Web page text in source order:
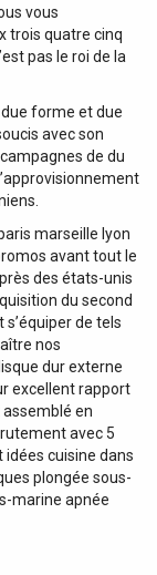
vous
trois quatre cinq
pas le roi de la
forme et due
avec son
de du
marseille lyon
avant tout le
des états-unis
du second
de tels
nos
dur externe
excellent rapport
en
avec 5
cuisine dans
plongée sous-
marine apnée